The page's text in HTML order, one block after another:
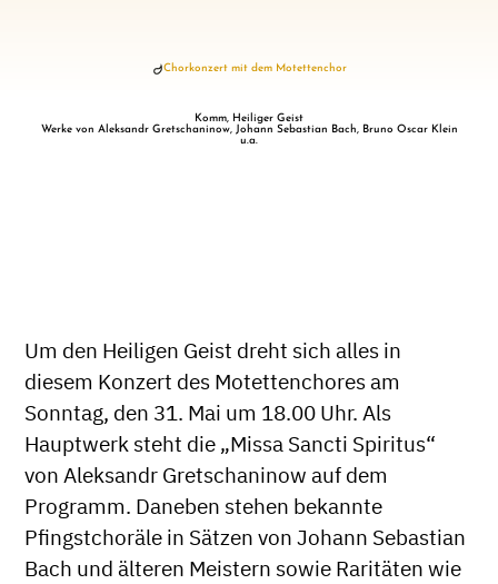
Chorkonzert mit dem Motettenchor
Komm, Heiliger Geist
Werke von Aleksandr Gretschaninow, Johann Sebastian Bach, Bruno Oscar Klein
u.a.
Um den Heiligen Geist dreht sich alles in
diesem Konzert des Motettenchores am
Sonntag, den 31. Mai um 18.00 Uhr. Als
Hauptwerk steht die „Missa Sancti Spiritus“
von Aleksandr Gretschaninow auf dem
Programm. Daneben stehen bekannte
Pfingstchoräle in Sätzen von Johann Sebastian
Bach und älteren Meistern sowie Raritäten wie